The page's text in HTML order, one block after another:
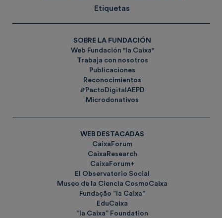
Etiquetas
SOBRE LA FUNDACIÓN
Web Fundación "la Caixa"
Trabaja con nosotros
Publicaciones
Reconocimientos
#PactoDigitalAEPD
Microdonativos
WEB DESTACADAS
CaixaForum
CaixaResearch
CaixaForum+
El Observatorio Social
Museo de la Ciencia CosmoCaixa
Fundação ”la Caixa”
EduCaixa
”la Caixa” Foundation